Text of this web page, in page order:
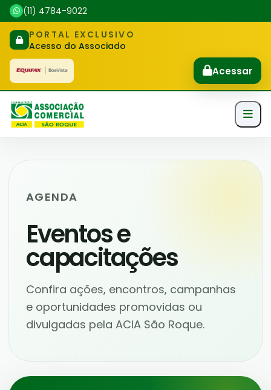
(11) 4784-9022
PORTAL EXCLUSIVO
Acesso do Associado
Acessar
AGENDA
Eventos e
capacitações
Confira ações, encontros, campanhas
e oportunidades promovidas ou
divulgadas pela ACIA São Roque.